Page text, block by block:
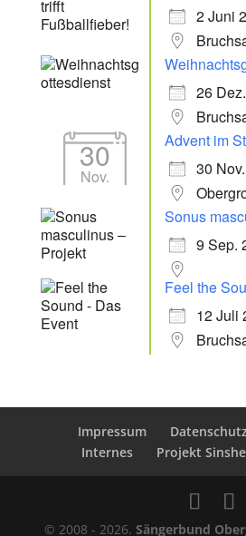
2 Juni
26
30
Nov.
Advent im
30
Sonus
9 Sep.
Feel the
12 Juli
Impressum
Internes
Projekt
© 2008 - 2026. Sängerbund